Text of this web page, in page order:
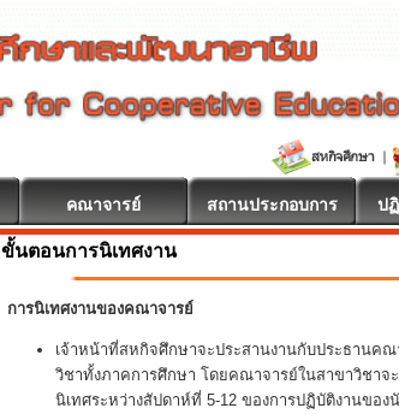
คณาจารย์ สถานประกอบการ ป
ขั้นตอนการนิเทศงาน
การนิเทศงานของคณาจารย์
เจ้าหน้าที่สหกิจศึกษาจะประสานงานกับประธานค
วิชาทั้งภาคการศึกษา โดยคณาจารย์ในสาขาวิชา
นิเทศระหว่างสัปดาห์ที่ 5-12 ของการปฏิบัติงานขอ